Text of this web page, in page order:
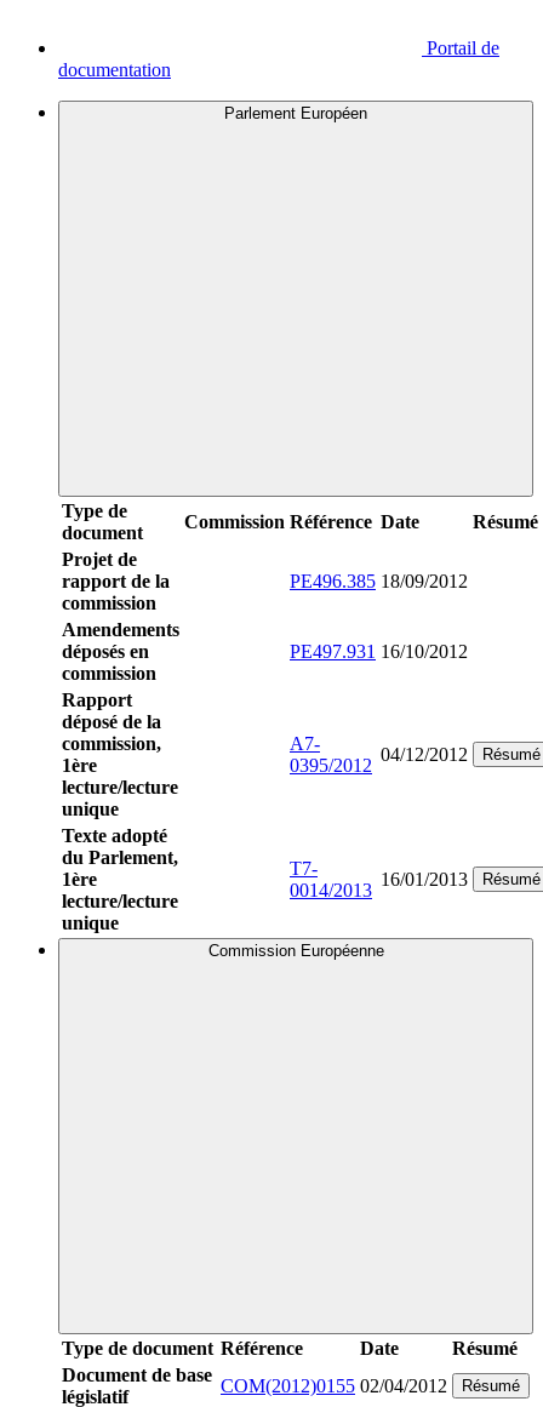
Portail de
documentation
Parlement Européen
Type de
document
Commission Référence Date
Résumé
Projet de
rapport de la
commission
PE496.385 18/09/2012
Amendements
déposés en
commission
PE497.931 16/10/2012
Rapport
déposé de la
commission,
1ère
lecture/lecture
unique
A7-
0395/2012
04/12/2012 Résumé
Texte adopté
du Parlement,
1ère
lecture/lecture
unique
T7-
0014/2013
16/01/2013 Résumé
Commission Européenne
Type de document Référence Date
Résumé
Document de base
législatif
COM(2012)0155 02/04/2012 Résumé